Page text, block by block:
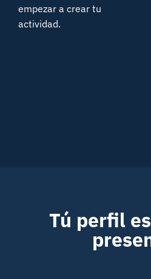
empezar a crear tu
actividad.
Tú perfil